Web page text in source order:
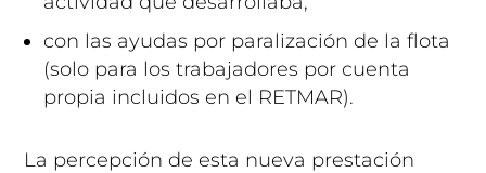
con las ayudas por paralización de la flota
(solo para los trabajadores por cuenta
propia incluidos en el RETMAR).
La percepción de esta nueva prestación